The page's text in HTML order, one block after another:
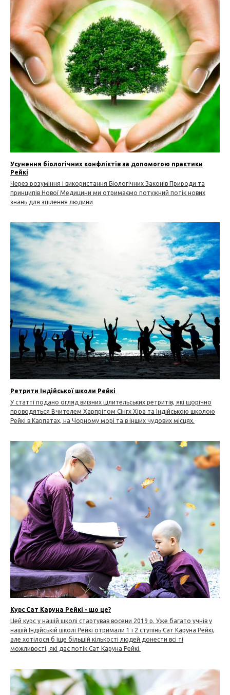
Усунення біологічних конфліктів за допомогою практики
Рейкі
Через розуміння і використання Біологічних Законів Природи та
принципів Нової Медицини ми отримаємо потужний потік нових
знань для зцілення людини
Ретрити Індійської школи Рейкі
У статті подано огляд виїзних цілительських ретритів, які щорічно
проводяться Вчителем Харпрітом Сінгх Хіра та Індійською школою
Рейкі в Карпатах, на Чорному морі та в інших чудових місцях.
Курс Сат Каруна Рейкі - що це?
Цей курс у нашій школі стартував восени 2019 р. Уже багато учнів у
нашій Індійській школі Рейкі отримали 1 і 2 ступінь Сат Каруна Рейкі,
але хотілося б іще більшій кількості людей донести всі ті
можливості, які дає потік Сат Каруна Рейкі.